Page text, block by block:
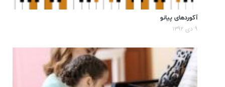
آکوردهای پیانو
۹ دی ۱۳۹۲